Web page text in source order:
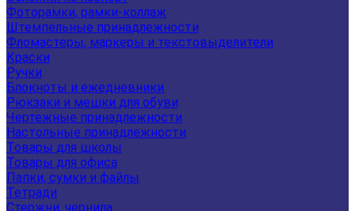
Фоторамки, рамки-коллаж
Штемпельные принадлежности
Фломастеры, маркеры и текстовыделители
Краски
Ручки
Блокноты и ежедневники
Рюкзаки и мешки для обуви
Чертежные принадлежности
Настольные принадлежности
Товары для школы
Товары для офиса
Папки, сумки и файлы
Тетради
Стержни, чернила